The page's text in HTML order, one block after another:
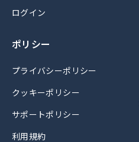
ログイン
ポリシー
プライバシーポリシー
クッキーポリシー
サポートポリシー
利用規約